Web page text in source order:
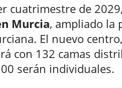
cuatrimestre de
Murcia, ampliado la
El nuevo
con 132 camas
serán individuales.